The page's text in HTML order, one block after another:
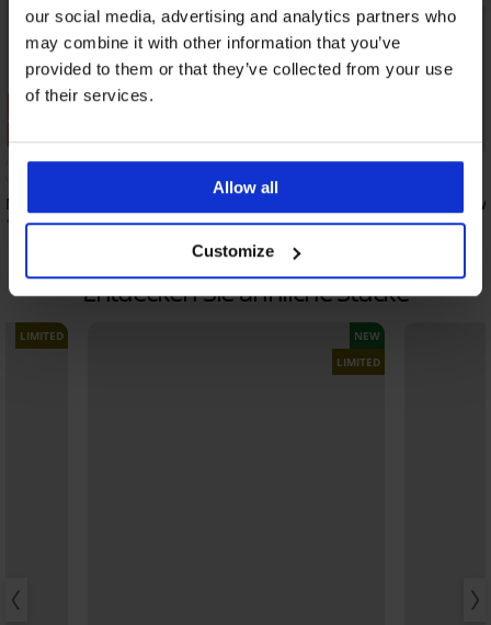
our social media, advertising and analytics partners who
may combine it with other information that you’ve
provided to them or that they’ve collected from your use
of their services.
Allow all
Customize
Sale
Mädchen-Pyjama Mouse lang
16,00 €39,99 €
Mädchen-Pyjama
14,00 €34,99 €
Entdecken Sie ähnliche Stücke
LIMITED
NEW
LIMITED